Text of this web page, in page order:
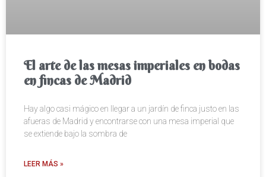
El arte de las mesas imperiales en bodas
en fincas de Madrid
Hay algo casi mágico en llegar a un jardín de finca justo en las
afueras de Madrid y encontrarse con una mesa imperial que
se extiende bajo la sombra de
LEER MÁS »